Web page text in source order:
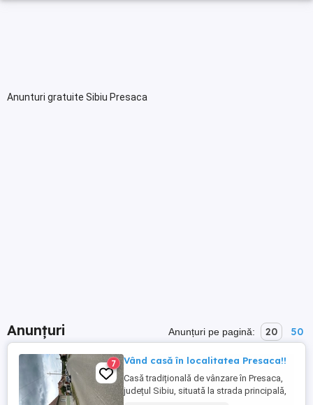
Anunturi gratuite Sibiu Presaca
Anunțuri Anunțuri pe pagină: 20 50
7 Vând casă în localitatea Presaca!!
Casă tradițională de vânzare în Presaca,
județul Sibiu, situată la strada principală,